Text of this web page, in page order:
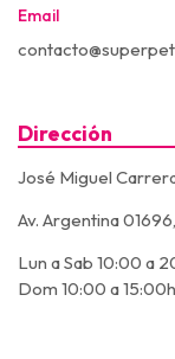
Email
Dirección
José Miguel
Av. Argentina
Lun a Sab 10:00 a
Dom 10:00 a